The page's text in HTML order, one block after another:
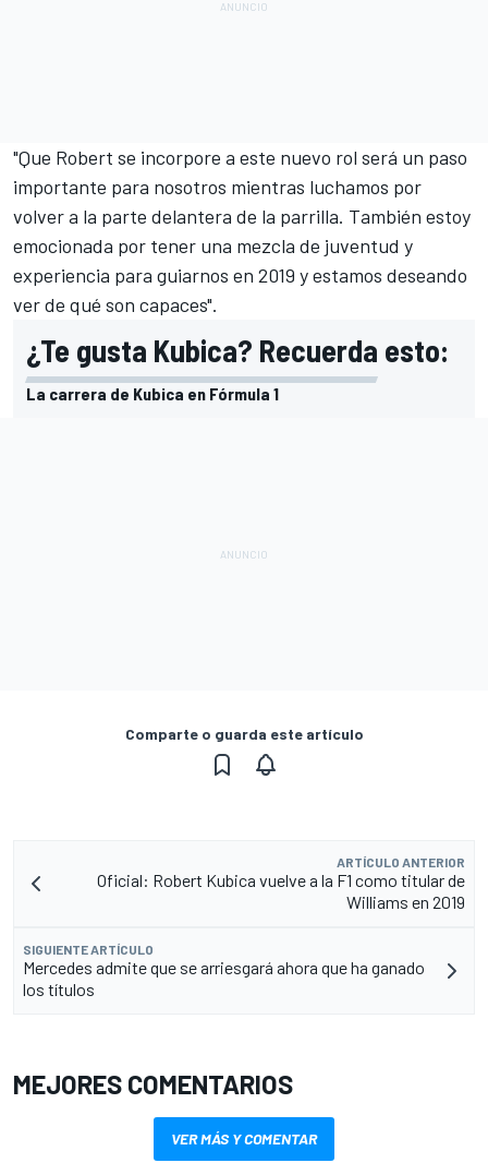
"Que Robert se incorpore a este nuevo rol será un paso
importante para nosotros mientras luchamos por
volver a la parte delantera de la parrilla. También estoy
emocionada por tener una mezcla de juventud y
experiencia para guiarnos en 2019 y estamos deseando
ver de qué son capaces".
¿Te gusta Kubica? Recuerda esto:
La carrera de Kubica en Fórmula 1
Comparte o guarda este artículo
ARTÍCULO ANTERIOR
Oficial: Robert Kubica vuelve a la F1 como titular de
Williams en 2019
SIGUIENTE ARTÍCULO
Mercedes admite que se arriesgará ahora que ha ganado
los títulos
MEJORES COMENTARIOS
VER MÁS Y COMENTAR